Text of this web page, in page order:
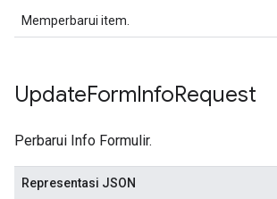
Memperbarui item.
UpdateFormInfoRequest
Perbarui Info Formulir.
Representasi JSON